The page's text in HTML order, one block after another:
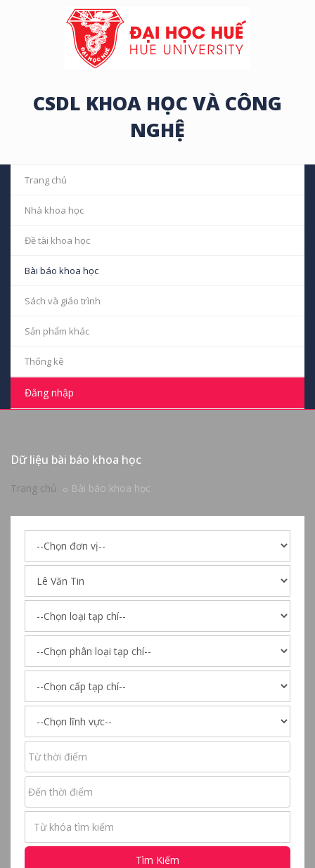
CSDL KHOA HỌC VÀ CÔNG
NGHỆ
Trang chủ
Nhà khoa học
Đề tài khoa học
Bài báo khoa học
Sách và giáo trình
Sản phẩm khác
Thống kê
Đăng nhập
Dữ liệu bài báo khoa học
Trang chủ Bài báo khoa học
Tìm Kiếm